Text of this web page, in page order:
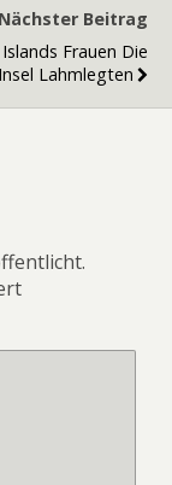
Nächster Beitrag
Frauen Die
Insel Lahmlegten